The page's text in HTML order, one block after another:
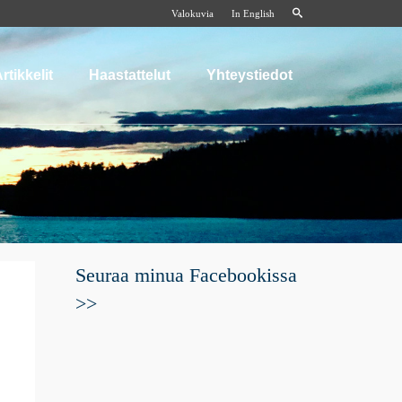
Valokuvia In English
Haastattelut Yhteystiedot
Seuraa minua Facebookissa
>>